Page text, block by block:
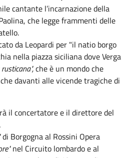
cantante l’incarnazione della
che legge frammenti delle
da Leopardi per "il natio borgo
nella piazza siciliana dove Verga
che è un mondo che
davanti alle vicende tragiche di
il concertatore e il direttore del
di Borgogna al Rossini Opera
nel Circuito lombardo e al